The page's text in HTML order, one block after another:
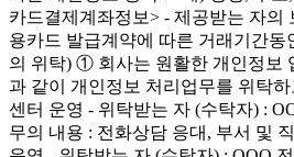
카드결제계좌정보> - 제공받는 자의
용카드 발급계약에 따른 거래기간동
의 위탁) ① 회사는 원활한 개인정보
과 같이 개인정보 처리업무를 위탁
센터 운영 - 위탁받는 자 (수탁자) :
무의 내용 : 전화상담 응대, 부서 및